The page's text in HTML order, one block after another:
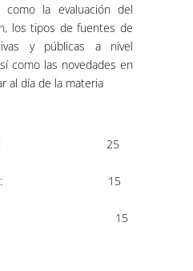
como la evaluación del
los tipos de fuentes de
y públicas a nivel
como las novedades en
al día de la materia
learning: 25
15
15